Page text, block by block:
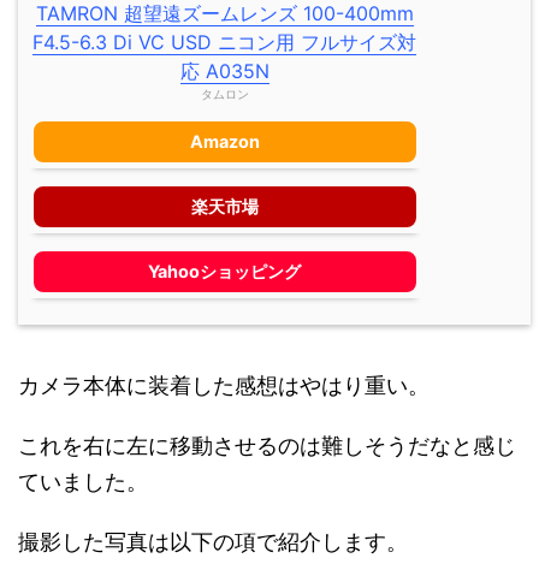
TAMRON 超望遠ズームレンズ 100-400mm
F4.5-6.3 Di VC USD ニコン用 フルサイズ対
応 A035N
タムロン
Amazon
楽天市場
Yahooショッピング
カメラ本体に装着した感想はやはり重い。
これを右に左に移動させるのは難しそうだなと感じ
ていました。
撮影した写真は以下の項で紹介します。